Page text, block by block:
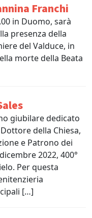
Franchi
in Duomo, sarà
presenza della
del Valduce, in
morte della Beata
giubilare dedicato
della Chiesa,
e Patrono dei
2022, 400°
Per questa
[…]